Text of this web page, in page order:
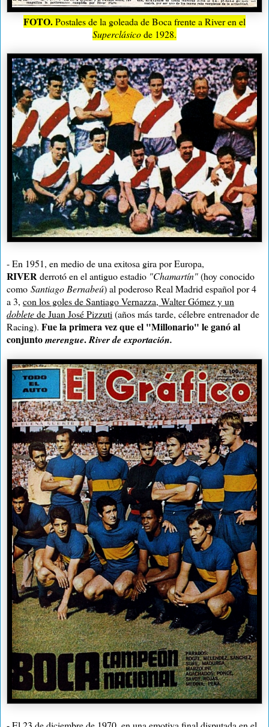
FOTO.Postales de la goleada de Boca frente a River en el
Superclásicode 1928.
- En 1951, en medio de una exitosa gira por Europa,
RIVER derrotó en el antiguo estadio "Chamartín"(hoy conocido
como Santiago Bernabeú) al poderoso Real Madrid español por 4
a 3, con los goles de Santiago Vernazza, Walter Gómez y un
dobletede Juan José Pizzuti (años más tarde, célebre entrenador de
Racing). Fue la primera vez que el "Millonario" le ganó al
conjuntomerengue.River de exportación.